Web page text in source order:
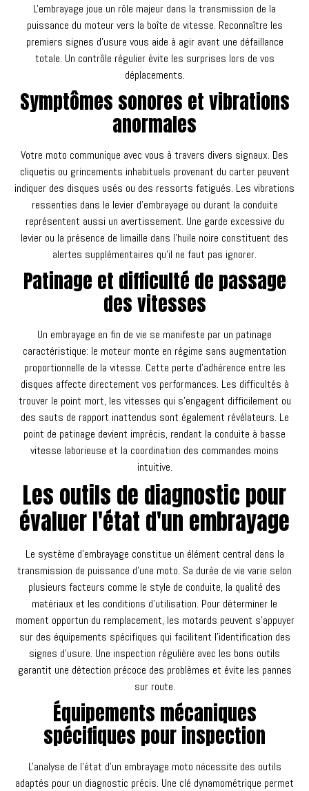
L'embrayage joue un rôle majeur dans la transmission de la
puissance du moteur vers la boîte de vitesse. Reconnaître les
premiers signes d'usure vous aide à agir avant une défaillance
totale. Un contrôle régulier évite les surprises lors de vos
déplacements.
Symptômes sonores et vibrations
anormales
Votre moto communique avec vous à travers divers signaux. Des
cliquetis ou grincements inhabituels provenant du carter peuvent
indiquer des disques usés ou des ressorts fatigués. Les vibrations
ressenties dans le levier d'embrayage ou durant la conduite
représentent aussi un avertissement. Une garde excessive du
levier ou la présence de limaille dans l'huile noire constituent des
alertes supplémentaires qu'il ne faut pas ignorer.
Patinage et difficulté de passage
des vitesses
Un embrayage en fin de vie se manifeste par un patinage
caractéristique: le moteur monte en régime sans augmentation
proportionnelle de la vitesse. Cette perte d'adhérence entre les
disques affecte directement vos performances. Les difficultés à
trouver le point mort, les vitesses qui s'engagent difficilement ou
des sauts de rapport inattendus sont également révélateurs. Le
point de patinage devient imprécis, rendant la conduite à basse
vitesse laborieuse et la coordination des commandes moins
intuitive.
Les outils de diagnostic pour
évaluer l'état d'un embrayage
Le système d'embrayage constitue un élément central dans la
transmission de puissance d'une moto. Sa durée de vie varie selon
plusieurs facteurs comme le style de conduite, la qualité des
matériaux et les conditions d'utilisation. Pour déterminer le
moment opportun du remplacement, les motards peuvent s'appuyer
sur des équipements spécifiques qui facilitent l'identification des
signes d'usure. Une inspection régulière avec les bons outils
garantit une détection précoce des problèmes et évite les pannes
sur route.
Équipements mécaniques
spécifiques pour inspection
L'analyse de l'état d'un embrayage moto nécessite des outils
adaptés pour un diagnostic précis. Une clé dynamométrique permet